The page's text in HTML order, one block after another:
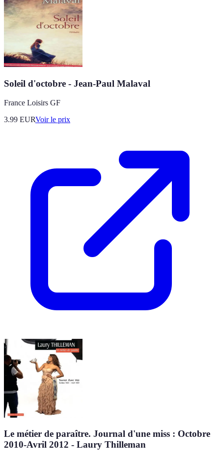
Soleil d'octobre - Jean-Paul Malaval
France Loisirs GF
3.99 EURVoir le prix
Le métier de paraître. Journal d'une miss : Octobre
2010-Avril 2012 - Laury Thilleman